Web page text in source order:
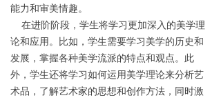
能力和审美情趣。
在进阶阶段，学生将学习更加深入的美学理
论和应用。比如，学生需要学习美学的历史和
发展，掌握各种美学流派的特点和观点。此
外，学生还将学习如何运用美学理论来分析艺
术品，了解艺术家的思想和创作方法，同时激